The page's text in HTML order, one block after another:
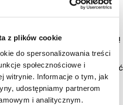
z plików cookie
do spersonalizowania treści
społecznościowe i
witrynie. Informacje o tym, jak
udostępniamy partnerom
i analitycznym.
pyszny wypiek, jaki gościł
wyszedł po prostu wspaniały!
miodem ciasto, wspaniały
orzechowo -
Ciasto najlepiej wykonać
zmiękną i zwilgotnieją.
polecam nie tylko od święta.